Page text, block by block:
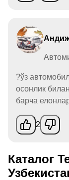
?ўз
осонлик
барча
2
Каталог